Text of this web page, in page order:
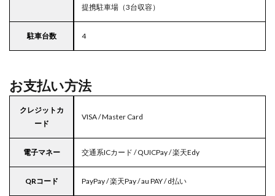
提携駐車場（3台収容）
駐車台数 4
お支払い方法
クレジットカ
ード
VISA / Master Card
電子マネー 交通系ICカード / QUICPay / 楽天Edy
QRコード PayPay / 楽天Pay / au PAY / d払い